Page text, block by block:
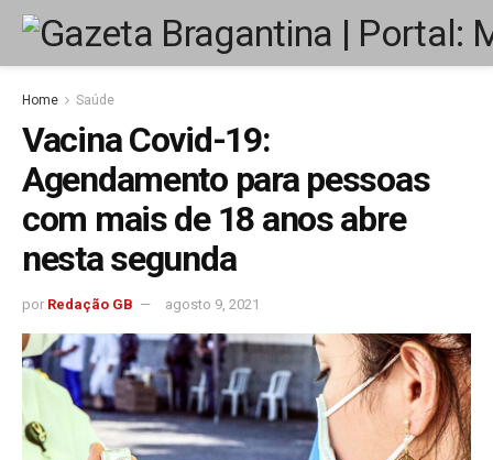
Home Saúde
Vacina Covid-19:
Agendamento para pessoas
com mais de 18 anos abre
nesta segunda
por Redação GB agosto 9, 2021